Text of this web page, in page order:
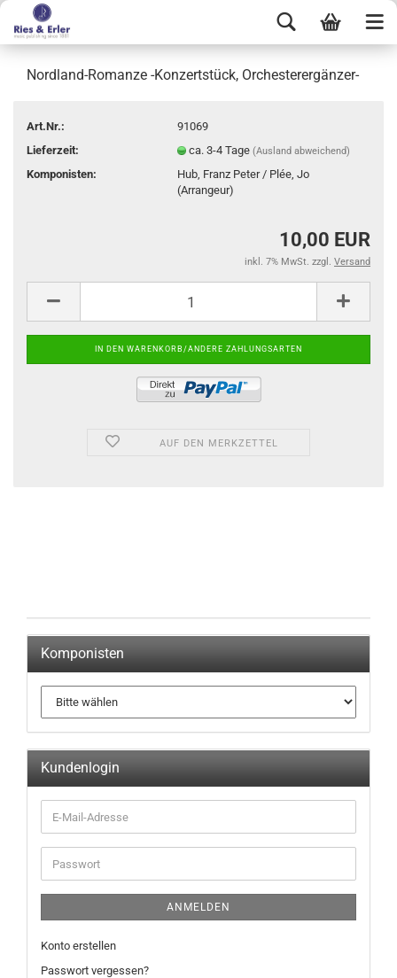
Nordland-Romanze -Konzertstück, Orchesterergänzer-
Art.Nr.:
91069
Lieferzeit:
ca. 3-4 Tage(Ausland abweichend)
Komponisten:
Hub, Franz Peter / Plée, Jo
(Arrangeur)
10,00 EUR
inkl. 7% MwSt. zzgl. Versand
AUF DEN MERKZETTEL
Komponisten
Kundenlogin
ANMELDEN
Konto erstellen
Passwort vergessen?